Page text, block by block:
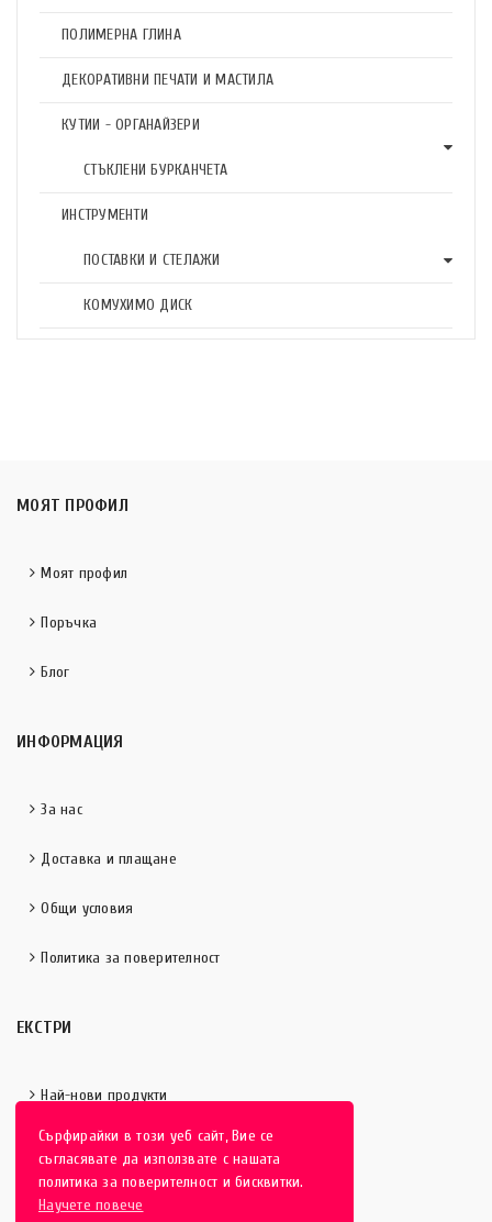
Сърфирайки в този уеб сайт, Вие се
съгласявате да използвате с нашата
политика за поверителност и бисквитки.
Научете повече
ПОЛИМЕРНА ГЛИНА
ДЕКОРАТИВНИ ПЕЧАТИ И МАСТИЛА
КУТИИ - ОРГАНАЙЗЕРИ
СТЪКЛЕНИ БУРКАНЧЕТА
ИНСТРУМЕНТИ
ПОСТАВКИ И СТЕЛАЖИ
КОМУХИМО ДИСК
МОЯТ ПРОФИЛ
Моят профил
Поръчка
Блог
ИНФОРМАЦИЯ
За нас
Доставка и плащане
Общи условия
Политика за поверителност
ЕКСТРИ
Най-нови продукти
Отличени продукти